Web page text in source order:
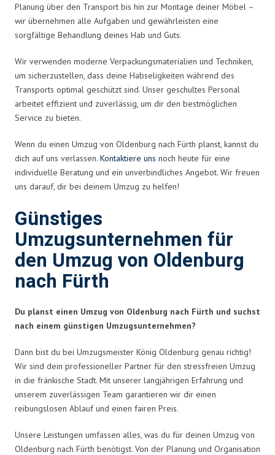
Planung über den Transport bis hin zur Montage deiner Möbel –
wir übernehmen alle Aufgaben und gewährleisten eine
sorgfältige Behandlung deines Hab und Guts.
Wir verwenden moderne Verpackungsmaterialien und Techniken,
um sicherzustellen, dass deine Habseligkeiten während des
Transports optimal geschützt sind. Unser geschultes Personal
arbeitet effizient und zuverlässig, um dir den bestmöglichen
Service zu bieten.
Wenn du einen Umzug von Oldenburg nach Fürth planst, kannst du
dich auf uns verlassen. Kontaktiere uns noch heute für eine
individuelle Beratung und ein unverbindliches Angebot. Wir freuen
uns darauf, dir bei deinem Umzug zu helfen!
Günstiges
Umzugsunternehmen für
den Umzug von Oldenburg
nach Fürth
Du planst einen Umzug von Oldenburg nach Fürth und suchst
nach einem günstigen Umzugsunternehmen?
Dann bist du bei Umzugsmeister König Oldenburg genau richtig!
Wir sind dein professioneller Partner für den stressfreien Umzug
in die fränkische Stadt. Mit unserer langjährigen Erfahrung und
unserem zuverlässigen Team garantieren wir dir einen
reibungslosen Ablauf und einen fairen Preis.
Unsere Leistungen umfassen alles, was du für deinen Umzug von
Oldenburg nach Fürth benötigst. Von der Planung und Organisation